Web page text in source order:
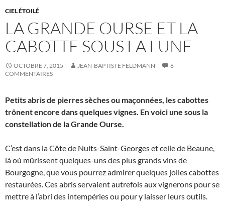
CIEL ÉTOILÉ
LA GRANDE OURSE ET LA
CABOTTE SOUS LA LUNE
OCTOBRE 7, 2015 JEAN-BAPTISTE FELDMANN
6
COMMENTAIRES
Petits abris de pierres sèches ou maçonnées, les cabottes
trônent encore dans quelques vignes. En voici une sous la
constellation de la Grande Ourse.
C’est dans la Côte de Nuits-Saint-Georges et celle de Beaune,
là où mûrissent quelques-uns des plus grands vins de
Bourgogne, que vous pourrez admirer quelques jolies cabottes
restaurées. Ces abris servaient autrefois aux vignerons pour se
mettre à l’abri des intempéries ou pour y laisser leurs outils.